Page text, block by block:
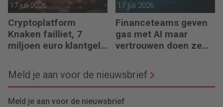
17 juli 2026
Cryptoplatform
Knaken failliet, 7
miljoen euro klantgeld
17 juli 2026
Financeteams geven
gas met AI maar
vertrouwen doen ze
Meld je aan voor de nieuwsbrief
Meld je aan voor de nieuwsbrief